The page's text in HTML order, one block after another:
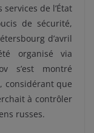
de l’État
de sécurité,
d’avril
organisé via
s’est montré
considérant que
à contrôler
russes.